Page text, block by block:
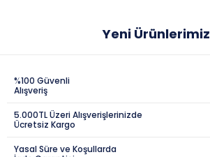
Yeni Ürünlerimiz
%100 Güvenli
Alışveriş
5.000TL Üzeri Alışverişlerinizde
Ücretsiz Kargo
Yasal Süre ve Koşullarda